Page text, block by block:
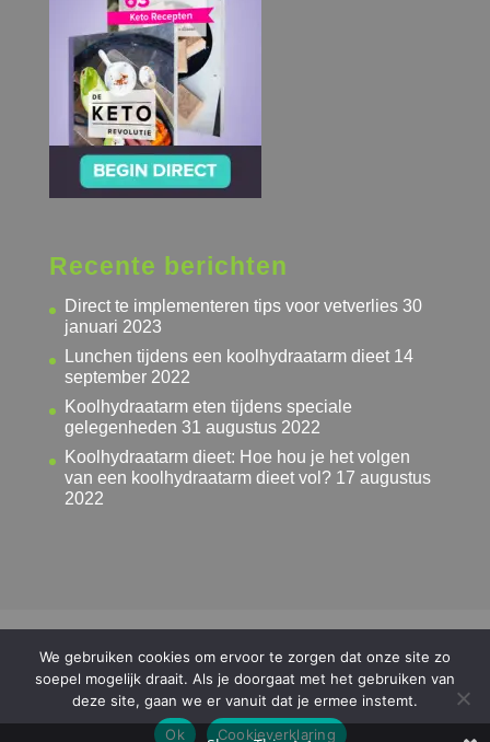
Recente berichten
Direct te implementeren tips voor vetverlies 30
januari 2023
Lunchen tijdens een koolhydraatarm dieet 14
september 2022
Koolhydraatarm eten tijdens speciale
gelegenheden 31 augustus 2022
Koolhydraatarm dieet: Hoe hou je het volgen
van een koolhydraatarm dieet vol? 17 augustus
2022
Cookieverklaring
Disclaimer
Kennisbank
Ketogeen dieet Gids
We gebruiken cookies om ervoor te zorgen dat onze site zo
soepel mogelijk draait. Als je doorgaat met het gebruiken van
deze site, gaan we er vanuit dat je ermee instemt.
Ok
Cookieverklaring